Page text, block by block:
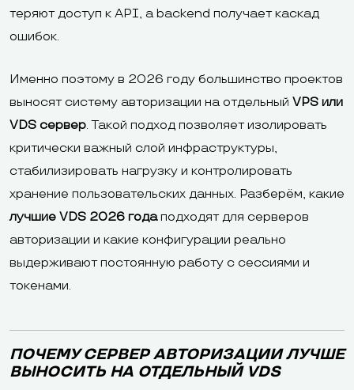
теряют доступ к API, а backend получает каскад
ошибок.
Именно поэтому в 2026 году большинство проектов
выносят систему авторизации на отдельный VPS или
VDS сервер. Такой подход позволяет изолировать
критически важный слой инфраструктуры,
стабилизировать нагрузку и контролировать
хранение пользовательских данных. Разберём, какие
лучшие VDS 2026 годаподходят для серверов
авторизации и какие конфигурации реально
выдерживают постоянную работу с сессиями и
токенами.
ПОЧЕМУ СЕРВЕР АВТОРИЗАЦИИ ЛУЧШЕ
ВЫНОСИТЬ НА ОТДЕЛЬНЫЙ VDS